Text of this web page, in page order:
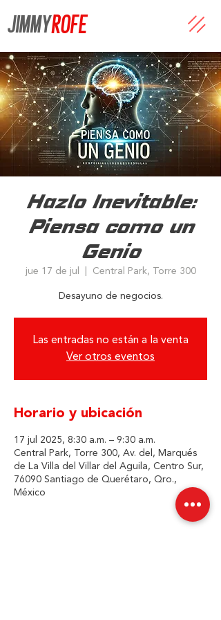
JIMMYROFE
Hazlo Inevitable:
Piensa como un
Genio
jue 17 de jul Central Park, Torre 300
Desayuno de negocios.
Las entradas no están a la venta
Ver otros eventos
Horario y ubicación
17 jul 2025, 8:30 a.m. – 9:30 a.m.
Central Park, Torre 300, Av. del, Marqués
de La Villa del Villar del Aguila, Centro Sur,
76090 Santiago de Querétaro, Qro.,
México